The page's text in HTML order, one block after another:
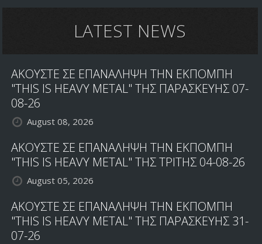
ΤΟΥΣ
VIDEOCLIP!
LATEST NEWS
ΑΚΟΥΣΤΕ ΣΕ ΕΠΑΝΑΛΗΨΗ ΤΗΝ ΕΚΠΟΜΠΗ
"THIS IS HEAVY METAL" ΤΗΣ ΠΑΡΑΣΚΕΥΗΣ 07-
08-26
August 08, 2026
ΑΚΟΥΣΤΕ ΣΕ ΕΠΑΝΑΛΗΨΗ ΤΗΝ ΕΚΠΟΜΠΗ
"THIS IS HEAVY METAL" ΤΗΣ ΤΡΙΤΗΣ 04-08-26
August 05, 2026
ΑΚΟΥΣΤΕ ΣΕ ΕΠΑΝΑΛΗΨΗ ΤΗΝ ΕΚΠΟΜΠΗ
"THIS IS HEAVY METAL" ΤΗΣ ΠΑΡΑΣΚΕΥΗΣ 31-
07-26